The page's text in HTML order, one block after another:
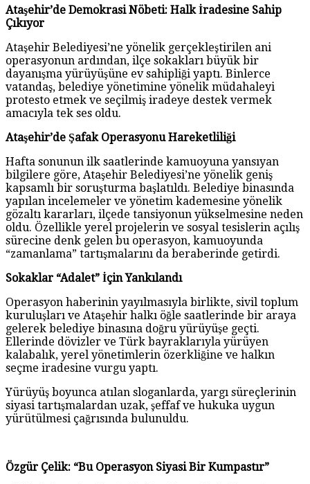
Ataşehir’de Demokrasi Nöbeti: Halk İradesine Sahip
Çıkıyor
Ataşehir Belediyesi’ne yönelik gerçekleştirilen ani
operasyonun ardından, ilçe sokakları büyük bir
dayanışma yürüyüşüne ev sahipliği yaptı. Binlerce
vatandaş, belediye yönetimine yönelik müdahaleyi
protesto etmek ve seçilmiş iradeye destek vermek
amacıyla tek ses oldu.
Ataşehir’de Şafak Operasyonu Hareketliliği
Hafta sonunun ilk saatlerinde kamuoyuna yansıyan
bilgilere göre, Ataşehir Belediyesi’ne yönelik geniş
kapsamlı bir soruşturma başlatıldı. Belediye binasında
yapılan incelemeler ve yönetim kademesine yönelik
gözaltı kararları, ilçede tansiyonun yükselmesine neden
oldu. Özellikle yerel projelerin ve sosyal tesislerin açılış
sürecine denk gelen bu operasyon, kamuoyunda
“zamanlama” tartışmalarını da beraberinde getirdi.
Sokaklar “Adalet” İçin Yankılandı
Operasyon haberinin yayılmasıyla birlikte, sivil toplum
kuruluşları ve Ataşehir halkı öğle saatlerinde bir araya
gelerek belediye binasına doğru yürüyüşe geçti.
Ellerinde dövizler ve Türk bayraklarıyla yürüyen
kalabalık, yerel yönetimlerin özerkliğine ve halkın
seçme iradesine vurgu yaptı.
Yürüyüş boyunca atılan sloganlarda, yargı süreçlerinin
siyasi tartışmalardan uzak, şeffaf ve hukuka uygun
yürütülmesi çağrısında bulunuldu.
Özgür Çelik: “Bu Operasyon Siyasi Bir Kumpastır”